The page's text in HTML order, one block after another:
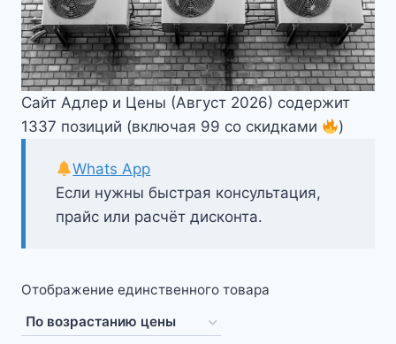
Сайт Адлер и Цены (Август 2026) содержит
1337 позиций (включая 99 со скидками
)
Если нужны быстрая консультация,
прайс или расчёт дисконта.
Whats App
Отображение единственного товара